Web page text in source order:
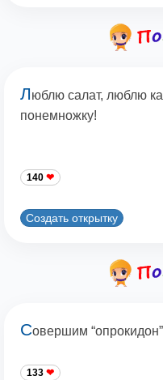
Люблю салат, люблю
понемножку!
140
Создать открытку
Совершим
133